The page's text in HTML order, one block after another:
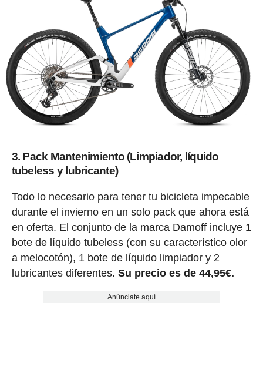
3. Pack Mantenimiento (Limpiador, líquido
tubeless y lubricante)
Todo lo necesario para tener tu bicicleta impecable
durante el invierno en un solo pack que ahora está
en oferta. El conjunto de la marca Damoff incluye 1
bote de líquido tubeless (con su característico olor
a melocotón), 1 bote de líquido limpiador y 2
lubricantes diferentes. Su precio es de 44,95€.
Anúnciate aquí